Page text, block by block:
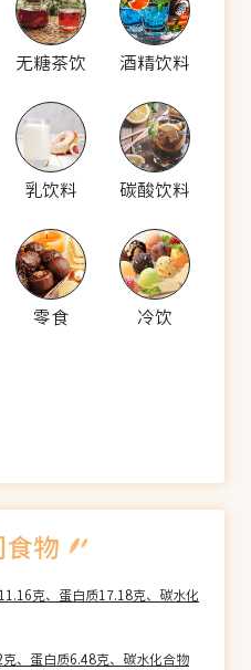
无糖茶饮 酒精饮料
乳饮料 碳酸饮料
零食 冷饮
克、蛋白质17.18克、碳水化
、蛋白质6.48克、碳水化合物